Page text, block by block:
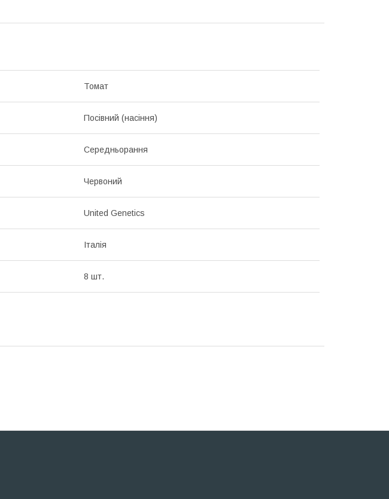
Томат
Посівний (насіння)
Середньорання
Червоний
United Genetics
Італія
8 шт.